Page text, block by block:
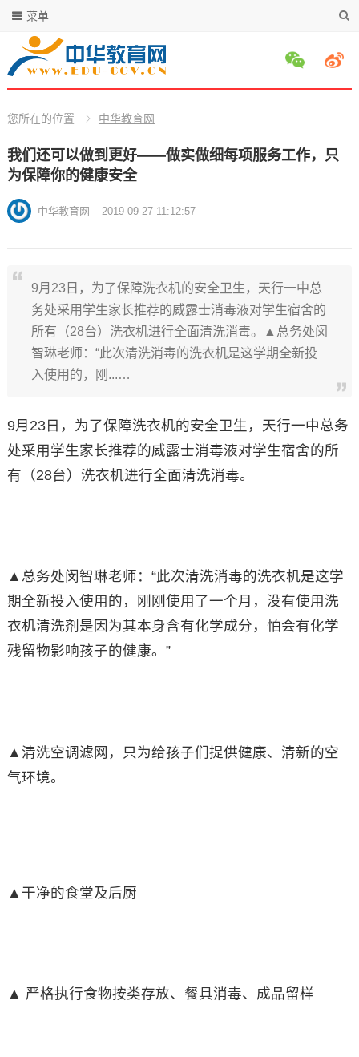
菜单
您所在的位置 中华教育网
我们还可以做到更好——做实做细每项服务工作，只
为保障你的健康安全
中华教育网 2019-09-27 11:12:57
9月23日，为了保障洗衣机的安全卫生，天行一中总
务处采用学生家长推荐的威露士消毒液对学生宿舍的
所有（28台）洗衣机进行全面清洗消毒。▲总务处闵
智琳老师：“此次清洗消毒的洗衣机是这学期全新投
入使用的，刚...…
9月23日，为了保障洗衣机的安全卫生，天行一中总务
处采用学生家长推荐的威露士消毒液对学生宿舍的所
有（28台）洗衣机进行全面清洗消毒。
▲总务处闵智琳老师：“此次清洗消毒的洗衣机是这学
期全新投入使用的，刚刚使用了一个月，没有使用洗
衣机清洗剂是因为其本身含有化学成分，怕会有化学
残留物影响孩子的健康。”
▲清洗空调滤网，只为给孩子们提供健康、清新的空
气环境。
▲干净的食堂及后厨
▲ 严格执行食物按类存放、餐具消毒、成品留样